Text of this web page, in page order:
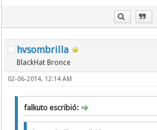
hvsombrilla
BlackHat Bronce
02-06-2014, 12:14 AM
falkuto escribió: